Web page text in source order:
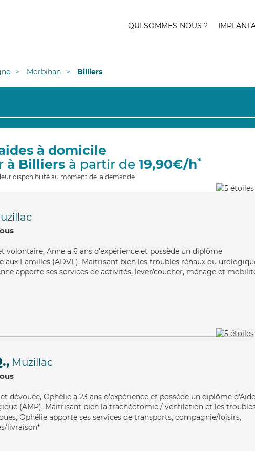
QUI SOMMES-NOUS ?
Morbihan Billiers
à domicile
à Billiers à partir de 19,90€/h*
leur disponibilité au moment de la demande
volontaire, Anne a 6 ans d'expérience et possède un diplôme
aux Familles (ADVF). Maitrisant bien les troubles rénaux ou
apporte ses services de activités, lever/coucher, ménage et
Muzillac
dévouée, Ophélie a 23 ans d'expérience et possède un diplôme d'Aide
(AMP). Maitrisant bien la trachéotomie / ventilation et les
Ophélie apporte ses services de transports, compagnie/loisirs,
livraison*